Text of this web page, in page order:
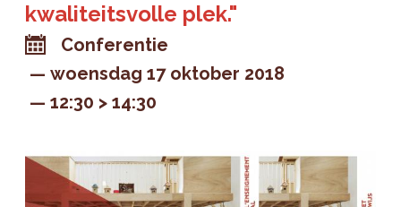
kwaliteitsvolle plek."
Conferentie
woensdag 17 oktober 2018
12:30 > 14:30